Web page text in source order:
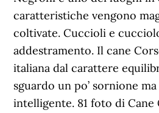
caratteristiche vengono
coltivate. Cuccioli e
addestramento. Il cane
italiana dal carattere
sguardo un po’ sornione
intelligente. 81 foto di